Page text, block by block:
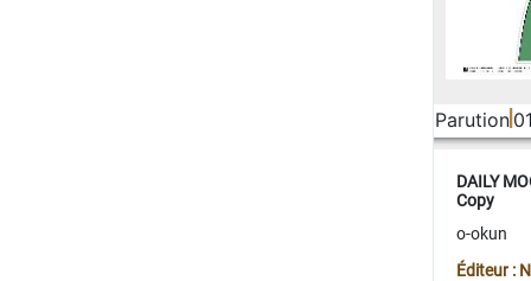
Parution
DAILY
Copy
o-okun
Éditeur :